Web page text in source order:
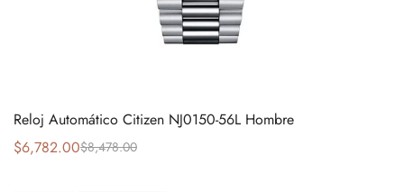
Reloj Automático Citizen NJ0150-56L Hombre
$8,478.00
$6,782.00